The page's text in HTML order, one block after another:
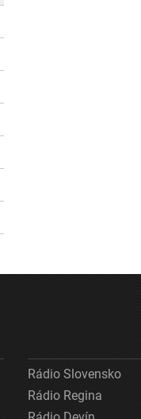
Rádio Slovensko
Rádio Regina